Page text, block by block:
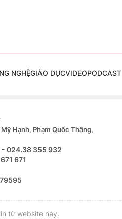
NGHỆGIÁO DỤCVIDEOPODCAST
Hạnh, Phạm Quốc Thắng,
024.38 355 932
671
từ website này.